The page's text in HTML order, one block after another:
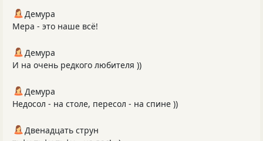
Демура
Мера - это наше всё!
Демура
И на очень редкого любителя ))
Демура
Недосол - на столе, пересол - на спине ))
Двенадцать струн